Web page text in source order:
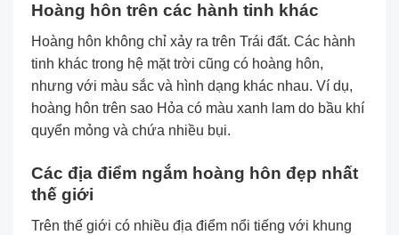
Hoàng hôn trên các hành tinh khác
Hoàng hôn không chỉ xảy ra trên Trái đất. Các hành
tinh khác trong hệ mặt trời cũng có hoàng hôn,
nhưng với màu sắc và hình dạng khác nhau. Ví dụ,
hoàng hôn trên sao Hỏa có màu xanh lam do bầu khí
quyển mỏng và chứa nhiều bụi.
Các địa điểm ngắm hoàng hôn đẹp nhất
thế giới
Trên thế giới có nhiều địa điểm nổi tiếng với khung